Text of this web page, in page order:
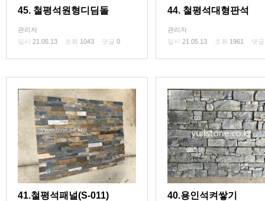
45. 철평석원형디딤돌
관리자
일시 21.05.13 조회 1043 댓글 0
44. 철평석대형판석
관리자
일시 21.05.13 조회 1961 댓
41.철평석패널(S-011) 40.용인석켜쌓기